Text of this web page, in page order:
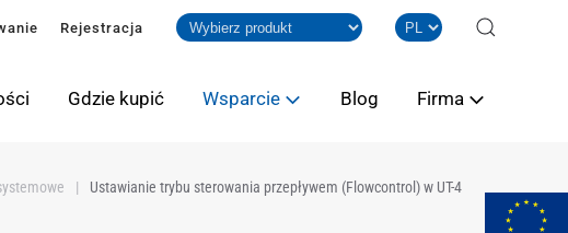
Rejestracja
Gdzie kupić Wsparcie Blog Firma
Ustawianie trybu sterowania przepływem (Flowcontrol) w UT-4